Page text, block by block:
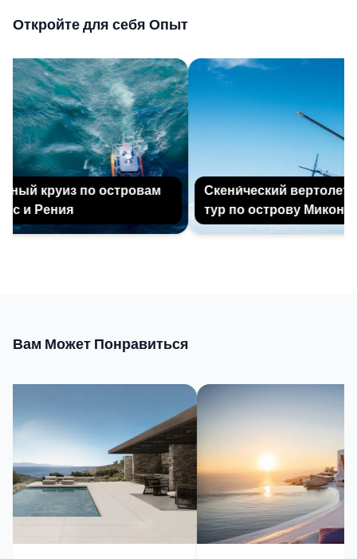
Откройте для себя Опыт
круиз по островам
и Рения
Скени́ческий
тур по острову Миконос
Вам Может Понравиться